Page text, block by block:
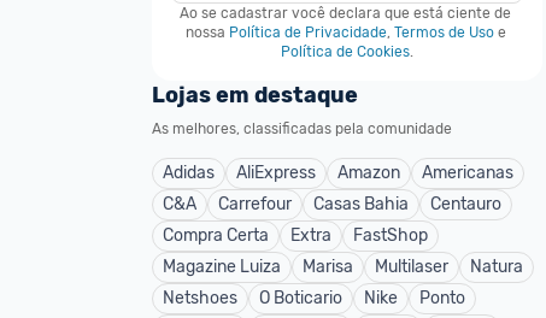
Ao se cadastrar você declara que está ciente de
nossa Política de Privacidade, Termos de Uso e
Política de Cookies.
Lojas em destaque
As melhores, classificadas pela comunidade
Adidas AliExpress Amazon
Americanas
C&A
Carrefour Casas Bahia
Centauro
Compra Certa
Extra
FastShop
Magazine Luiza
Marisa Multilaser
Natura
Netshoes
O Boticario Nike
Ponto